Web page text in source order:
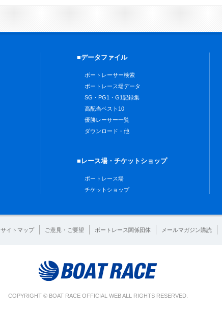
■データファイル
ボートレーサー検索
ボートレース場データ
SG・PG1・G1記録集
高配当ベスト10
優勝レーサー一覧
ダウンロード・他
■レース場・チケットショップ
ボートレース場
チケットショップ
サイトマップ ご意見・ご要望 ボートレース関係団体 メールマガジン購読
COPYRIGHT © BOAT RACE OFFICIAL WEB ALL RIGHTS RESERVED.